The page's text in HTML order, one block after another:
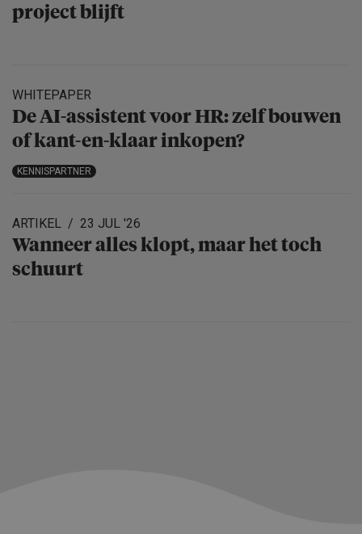
project blijft
WHITEPAPER
De AI-assistent voor HR: zelf bouwen
of kant-en-klaar inkopen?
KENNISPARTNER
ARTIKEL 23 JUL '26
Wanneer alles klopt, maar het toch
schuurt